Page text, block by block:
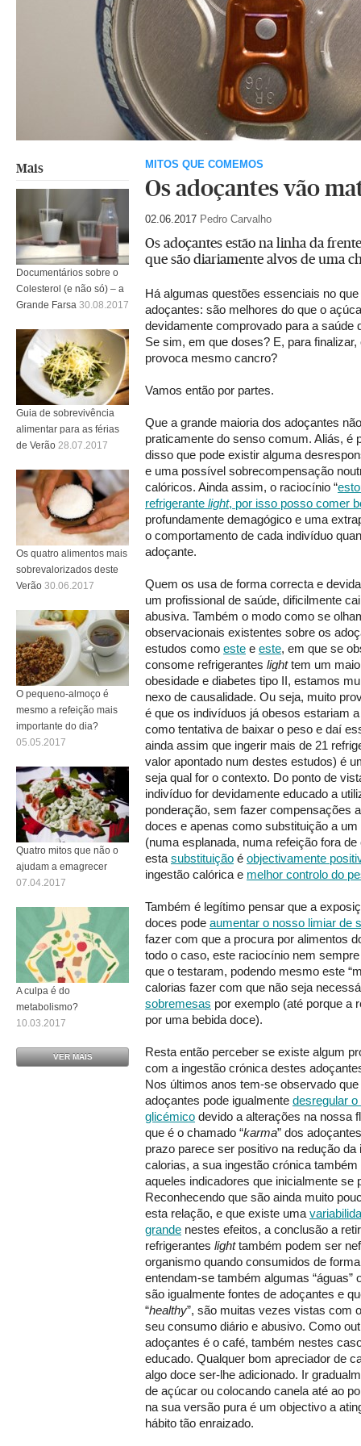
MITOS QUE COMEMOS
Os adoçantes vão
02.06.2017 Pedro Carvalho
Os adoçantes estão na linha da
que são diariamente alvos de uma
Há algumas questões essenciais no
adoçantes: são melhores do que o
devidamente comprovado para a saúde
Se sim, em que doses? E, para
provoca mesmo cancro?
Vamos então por partes.
Que a grande maioria dos adoçantes
praticamente do senso comum. Aliás, é
disso que pode existir alguma
e uma possível sobrecompensação
calóricos. Ainda assim, o raciocínio “
refrigerante light, por isso posso comer
profundamente demagógico e uma
o comportamento de cada indivíduo
adoçante.
Quem os usa de forma correcta e
um profissional de saúde, dificilmente
abusiva. Também o modo como se
observacionais existentes sobre os
estudos como este e este, em que se
consome refrigerantes lighttem um
obesidade e diabetes tipo II, estamos
nexo de causalidade. Ou seja, muito
é que os indivíduos já obesos estariam
como tentativa de baixar o peso e daí
ainda assim que ingerir mais de 21
valor apontado num destes estudos) é
seja qual for o contexto. Do ponto de
indivíduo for devidamente educado a
ponderação, sem fazer compensações
doces e apenas como substituição a
(numa esplanada, numa refeição fora
esta substituição é objectivamente
ingestão calórica e melhor controlo do
Também é legítimo pensar que a
doces pode aumentar o nosso limiar de
fazer com que a procura por alimentos
todo o caso, este raciocínio nem
que o testaram, podendo mesmo este
calorias fazer com que não seja
sobremesas por exemplo (até porque a
por uma bebida doce).
Resta então perceber se existe algum
com a ingestão crónica destes
Nos últimos anos tem-se observado
adoçantes pode igualmente desregular
glicémico devido a alterações na nossa
que é o chamado “karma” dos
prazo parece ser positivo na redução da
calorias, a sua ingestão crónica
aqueles indicadores que inicialmente se
Reconhecendo que são ainda muito
esta relação, e que existe uma
grande nestes efeitos, a conclusão a
refrigerantes lighttambém podem ser
organismo quando consumidos de
entendam-se também algumas “águas”
são igualmente fontes de adoçantes e
“healthy”, são muitas vezes vistas com
seu consumo diário e abusivo. Como
adoçantes é o café, também nestes
educado. Qualquer bom apreciador de
algo doce ser-lhe adicionado. Ir
de açúcar ou colocando canela até ao
na sua versão pura é um objectivo a
hábito tão enraizado.
Mais
Documentários sobre o
Colesterol (e não só) – a
Grande Farsa 30.08.2017
Guia de sobrevivência
alimentar para as férias
de Verão 28.07.2017
Os quatro alimentos mais
sobrevalorizados deste
Verão 30.06.2017
O pequeno-almoço é
mesmo a refeição mais
importante do dia?
05.05.2017
Quatro mitos que não o
ajudam a emagrecer
07.04.2017
A culpa é do
metabolismo?
10.03.2017
VER MAIS